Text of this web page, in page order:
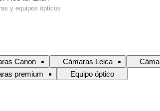
y equipos ópticos
Canon Cámaras Leica
premium
Equipo óptico